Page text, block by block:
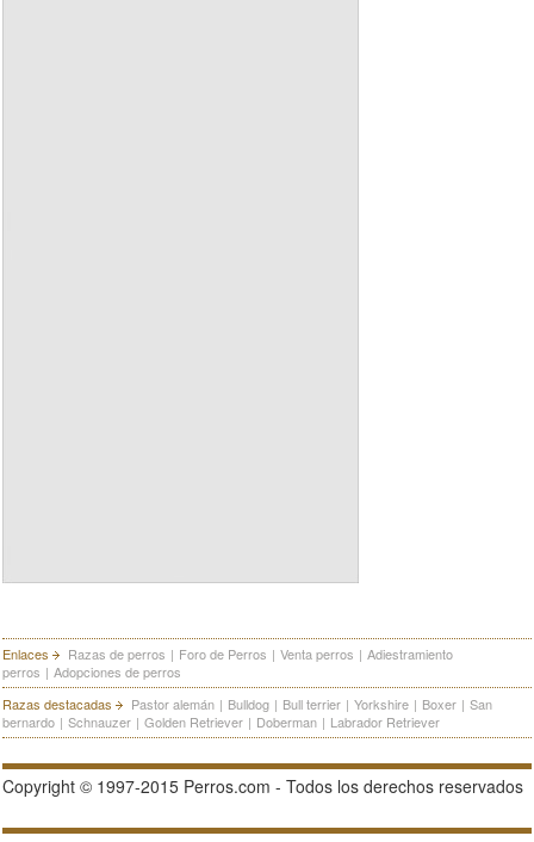
Enlaces Razas de perros | Foro de Perros | Venta perros | Adiestramiento
perros | Adopciones de perros
Razas destacadas
Pastor alemán | Bulldog | Bull terrier | Yorkshire | Boxer | San
bernardo | Schnauzer | Golden Retriever | Doberman | Labrador Retriever
Copyright © 1997-2015 Perros.com - Todos los derechos reservados